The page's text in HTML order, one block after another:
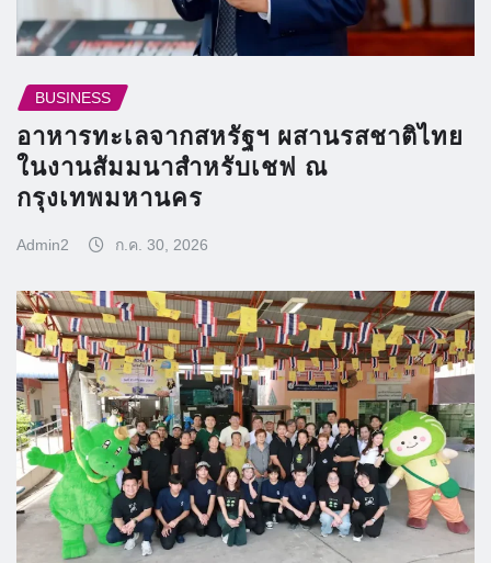
BUSINESS
อาหารทะเลจากสหรัฐฯ ผสานรสชาติไทย
ในงานสัมมนาสำหรับเชฟ ณ
กรุงเทพมหานคร
Admin2 ก.ค. 30, 2026